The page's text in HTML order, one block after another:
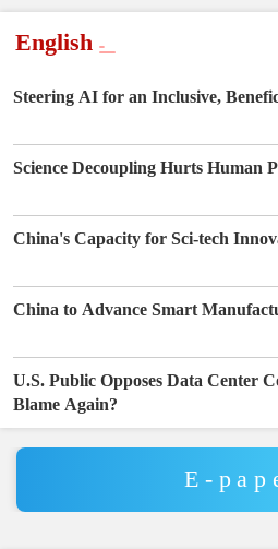
English
Steering AI for an Inclusive,
Science Decoupling Hurts Human
China's Capacity for Sci-tech
China to Advance Smart
U.S. Public Opposes Data Center
Blame Again?
E-